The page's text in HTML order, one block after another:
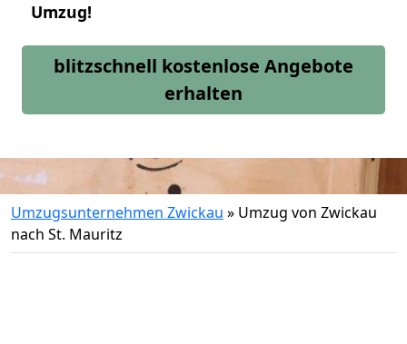
Umzug!
blitzschnell kostenlose Angebote
erhalten
Umzugsunternehmen Zwickau » Umzug von Zwickau
nach St. Mauritz